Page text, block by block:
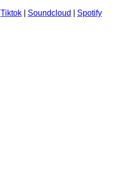
Tiktok Soundcloud Spotify